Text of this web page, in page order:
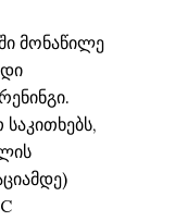
მონაწილე